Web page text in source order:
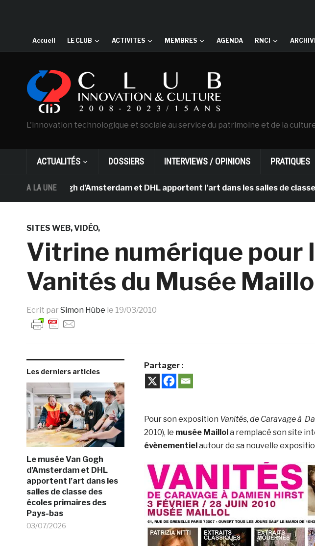
Accueil LE CLUB ACTIVITES MEMBRES AGENDA RNCI
L'innovation technologique et sociale au service du patrimoine et de la
ACTUALITÉS DOSSIERS INTERVIEWS / OPINIONS PRATIQUES
A LA UNE
Van Gogh d’Amsterdam et DHL apportent l’art dans les salles de classe des
SITES WEB VIDÉO
Vitrine numérique pour
Vanités du Musée
Ecrit par Simon Hübe le 19/03/2010
Les derniers articles
Le musée Van Gogh
d’Amsterdam et DHL
apportent l’art dans les
salles de classe des
écoles primaires des
Pays-bas
03/07/2026
Partager :
Pour son exposition Vanités,de Caravage à
2010), le musée Maillola remplacé son site
évènementielautour de sa nouvelle